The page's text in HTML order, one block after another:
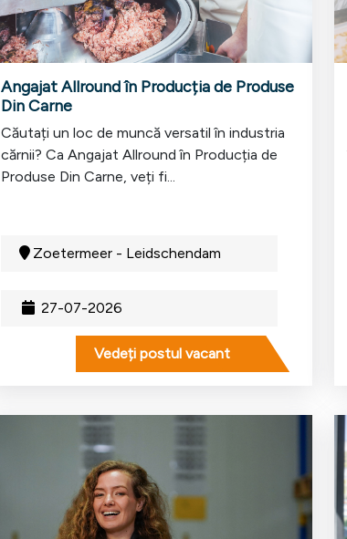
Angajat Allround în Producția de Produse
Din Carne
27-07-2026
Zoetermeer - Leidschendam
Căutați un loc de muncă versatil în industria
cărnii? Ca Angajat Allround în Producția de
Produse Din Carne, veți fi...
Vedeți postul vacant